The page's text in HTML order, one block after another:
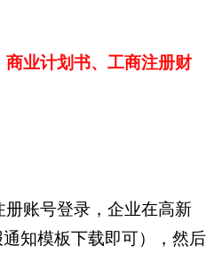
商业计划书、工商注册财
账号登录，企业在高新
知模板下载即可），然后